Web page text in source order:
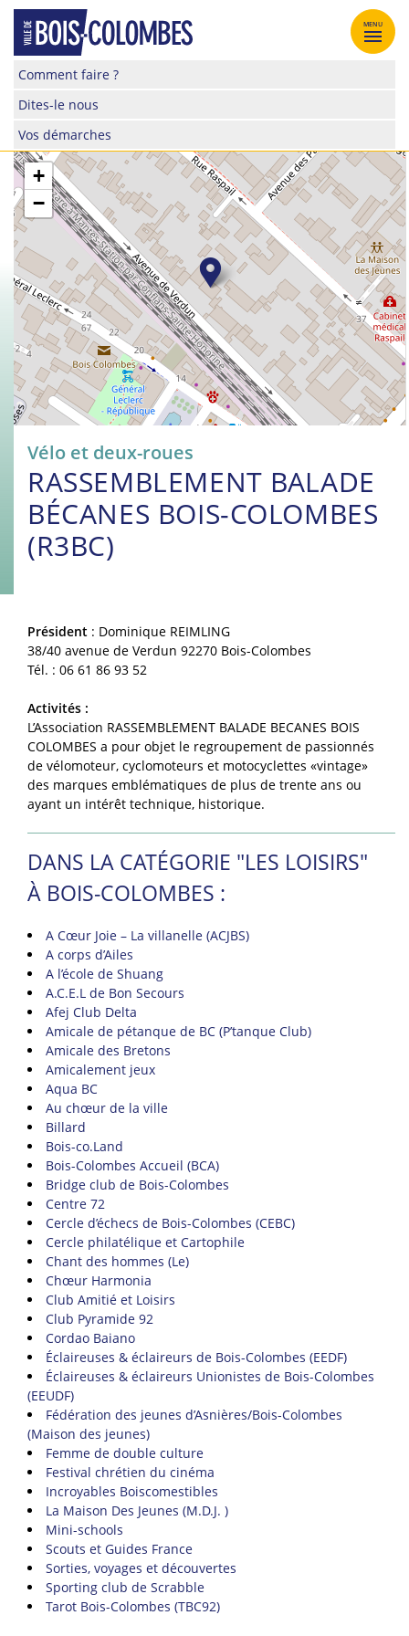
Skip
content
Site
de
la
de
Bois-
Colombes
Comment faire ?
Dites-le nous
Vos démarches
MENU
+
−
Vélo et deux-roues
RASSEMBLEMENT BALADE
BÉCANES BOIS-COLOMBES
(R3BC)
Président : Dominique REIMLING
38/40 avenue de Verdun 92270 Bois-Colombes
Tél. : 06 61 86 93 52
Activités :
L’Association RASSEMBLEMENT BALADE BECANES BOIS
COLOMBES a pour objet le regroupement de passionnés
de vélomoteur, cyclomoteurs et motocyclettes «vintage»
des marques emblématiques de plus de trente ans ou
ayant un intérêt technique, historique.
DANS LA CATÉGORIE "LES LOISIRS"
À BOIS-COLOMBES :
A Cœur Joie – La villanelle (ACJBS)
A corps d’Ailes
A l’école de Shuang
A.C.E.L de Bon Secours
Afej Club Delta
Amicale de pétanque de BC (P’tanque Club)
Amicale des Bretons
Amicalement jeux
Aqua BC
Au chœur de la ville
Billard
Bois-co.Land
Bois-Colombes Accueil (BCA)
Bridge club de Bois-Colombes
Centre 72
Cercle d’échecs de Bois-Colombes (CEBC)
Cercle philatélique et Cartophile
Chant des hommes (Le)
Chœur Harmonia
Club Amitié et Loisirs
Club Pyramide 92
Cordao Baiano
Éclaireuses & éclaireurs de Bois-Colombes (EEDF)
Éclaireuses & éclaireurs Unionistes de Bois-Colombes
(EEUDF)
Fédération des jeunes d’Asnières/Bois-Colombes
(Maison des jeunes)
Femme de double culture
Festival chrétien du cinéma
Incroyables Boiscomestibles
La Maison Des Jeunes (M.D.J. )
Mini-schools
Scouts et Guides France
Sorties, voyages et découvertes
Sporting club de Scrabble
Tarot Bois-Colombes (TBC92)